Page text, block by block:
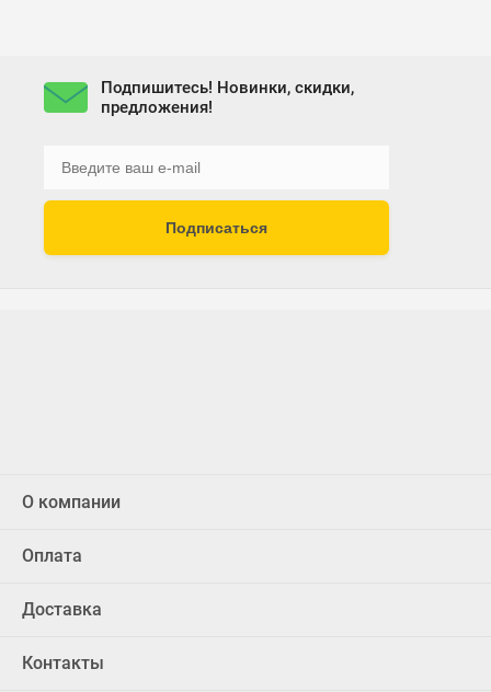
Подпишитесь! Новинки, скидки,
предложения!
Подписаться
О компании
Оплата
Доставка
Контакты